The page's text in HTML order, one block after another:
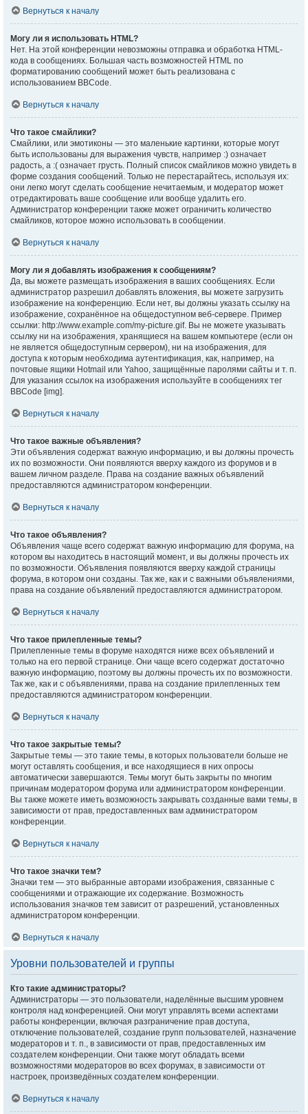
Вернуться к началу
Могу ли я использовать HTML?
Нет. На этой конференции невозможны отправка и обработка HTML-
кода в сообщениях. Большая часть возможностей HTML по
форматированию сообщений может быть реализована с
использованием BBCode.
Вернуться к началу
Что такое смайлики?
Смайлики, или эмотиконы — это маленькие картинки, которые могут
быть использованы для выражения чувств, например :) означает
радость, а :( означает грусть. Полный список смайликов можно увидеть в
форме создания сообщений. Только не перестарайтесь, используя их:
они легко могут сделать сообщение нечитаемым, и модератор может
отредактировать ваше сообщение или вообще удалить его.
Администратор конференции также может ограничить количество
смайликов, которое можно использовать в сообщении.
Вернуться к началу
Могу ли я добавлять изображения к сообщениям?
Да, вы можете размещать изображения в ваших сообщениях. Если
администратор разрешил добавлять вложения, вы можете загрузить
изображение на конференцию. Если нет, вы должны указать ссылку на
изображение, сохранённое на общедоступном веб-сервере. Пример
ссылки: http://www.example.com/my-picture.gif. Вы не можете указывать
ссылку ни на изображения, хранящиеся на вашем компьютере (если он
не является общедоступным сервером), ни на изображения, для
доступа к которым необходима аутентификация, как, например, на
почтовые ящики Hotmail или Yahoo, защищённые паролями сайты и т. п.
Для указания ссылок на изображения используйте в сообщениях тег
BBCode [img].
Вернуться к началу
Что такое важные объявления?
Эти объявления содержат важную информацию, и вы должны прочесть
их по возможности. Они появляются вверху каждого из форумов и в
вашем личном разделе. Права на создание важных объявлений
предоставляются администратором конференции.
Вернуться к началу
Что такое объявления?
Объявления чаще всего содержат важную информацию для форума, на
котором вы находитесь в настоящий момент, и вы должны прочесть их
по возможности. Объявления появляются вверху каждой страницы
форума, в котором они созданы. Так же, как и с важными объявлениями,
права на создание объявлений предоставляются администратором.
Вернуться к началу
Что такое прилепленные темы?
Прилепленные темы в форуме находятся ниже всех объявлений и
только на его первой странице. Они чаще всего содержат достаточно
важную информацию, поэтому вы должны прочесть их по возможности.
Так же, как и с объявлениями, права на создание прилепленных тем
предоставляются администратором конференции.
Вернуться к началу
Что такое закрытые темы?
Закрытые темы — это такие темы, в которых пользователи больше не
могут оставлять сообщения, и все находящиеся в них опросы
автоматически завершаются. Темы могут быть закрыты по многим
причинам модератором форума или администратором конференции.
Вы также можете иметь возможность закрывать созданные вами темы, в
зависимости от прав, предоставленных вам администратором
конференции.
Вернуться к началу
Что такое значки тем?
Значки тем — это выбранные авторами изображения, связанные с
сообщениями и отражающие их содержание. Возможность
использования значков тем зависит от разрешений, установленных
администратором конференции.
Вернуться к началу
Уровни пользователей и группы
Кто такие администраторы?
Администраторы — это пользователи, наделённые высшим уровнем
контроля над конференцией. Они могут управлять всеми аспектами
работы конференции, включая разграничение прав доступа,
отключение пользователей, создание групп пользователей, назначение
модераторов и т. п., в зависимости от прав, предоставленных им
создателем конференции. Они также могут обладать всеми
возможностями модераторов во всех форумах, в зависимости от
настроек, произведённых создателем конференции.
Вернуться к началу